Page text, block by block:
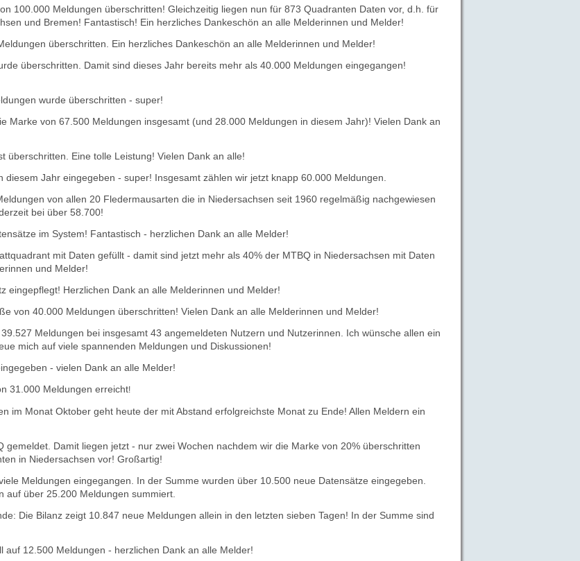
100.000 Meldungen überschritten! Gleichzeitig liegen nun für 873 Quadranten Daten vor, d.h. für
und Bremen! Fantastisch! Ein herzliches Dankeschön an alle Melderinnen und Melder!
überschritten. Ein herzliches Dankeschön an alle Melderinnen und Melder!
überschritten. Damit sind dieses Jahr bereits mehr als 40.000 Meldungen eingegangen!
wurde überschritten - super!
Marke von 67.500 Meldungen insgesamt (und 28.000 Meldungen in diesem Jahr)! Vielen Dank an
überschritten. Eine tolle Leistung! Vielen Dank an alle!
diesem Jahr eingegeben - super! Insgesamt zählen wir jetzt knapp 60.000 Meldungen.
von allen 20 Fledermausarten die in Niedersachsen seit 1960 regelmäßig nachgewiesen
bei über 58.700!
im System! Fantastisch - herzlichen Dank an alle Melder!
mit Daten gefüllt - damit sind jetzt mehr als 40% der MTBQ in Niedersachsen mit Daten
und Melder!
eingepflegt! Herzlichen Dank an alle Melderinnen und Melder!
von 40.000 Meldungen überschritten! Vielen Dank an alle Melderinnen und Melder!
Meldungen bei insgesamt 43 angemeldeten Nutzern und Nutzerinnen. Ich wünsche allen ein
mich auf viele spannenden Meldungen und Diskussionen!
- vielen Dank an alle Melder!
31.000 Meldungen erreicht!
im Monat Oktober geht heute der mit Abstand erfolgreichste Monat zu Ende! Allen Meldern ein
gemeldet. Damit liegen jetzt - nur zwei Wochen nachdem wir die Marke von 20% überschritten
in Niedersachsen vor! Großartig!
Meldungen eingegangen. In der Summe wurden über 10.500 neue Datensätze eingegeben.
auf über 25.200 Meldungen summiert.
Die Bilanz zeigt 10.847 neue Meldungen allein in den letzten sieben Tagen! In der Summe sind
auf 12.500 Meldungen - herzlichen Dank an alle Melder!